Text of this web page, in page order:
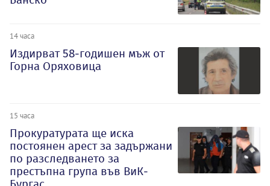
14 часа
Издирват 58-годишен мъж от
Горна Оряховица
15 часа
Прокуратурата ще иска
постоянен арест за задържани
по разследването за
престъпна група във ВиК-